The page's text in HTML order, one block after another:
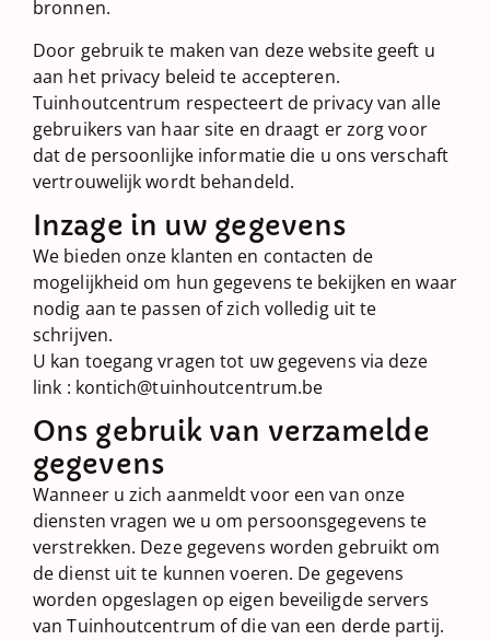
bronnen.
Door gebruik te maken van deze website geeft u
aan het privacy beleid te accepteren.
Tuinhoutcentrum respecteert de privacy van alle
gebruikers van haar site en draagt er zorg voor
dat de persoonlijke informatie die u ons verschaft
vertrouwelijk wordt behandeld.
Inzage in uw gegevens
We bieden onze klanten en contacten de
mogelijkheid om hun gegevens te bekijken en waar
nodig aan te passen of zich volledig uit te
schrijven.
U kan toegang vragen tot uw gegevens via deze
link : kontich@tuinhoutcentrum.be
Ons gebruik van verzamelde
gegevens
Wanneer u zich aanmeldt voor een van onze
diensten vragen we u om persoonsgegevens te
verstrekken. Deze gegevens worden gebruikt om
de dienst uit te kunnen voeren. De gegevens
worden opgeslagen op eigen beveiligde servers
van Tuinhoutcentrum of die van een derde partij.